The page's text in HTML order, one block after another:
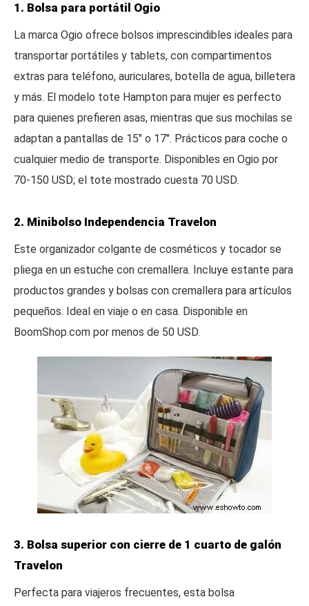
1. Bolsa para portátil Ogio
La marca Ogio ofrece bolsos imprescindibles ideales para
transportar portátiles y tablets, con compartimentos
extras para teléfono, auriculares, botella de agua, billetera
y más. El modelo tote Hampton para mujer es perfecto
para quienes prefieren asas, mientras que sus mochilas se
adaptan a pantallas de 15" o 17". Prácticos para coche o
cualquier medio de transporte. Disponibles en Ogio por
70-150 USD; el tote mostrado cuesta 70 USD.
2. Minibolso Independencia Travelon
Este organizador colgante de cosméticos y tocador se
pliega en un estuche con cremallera. Incluye estante para
productos grandes y bolsas con cremallera para artículos
pequeños. Ideal en viaje o en casa. Disponible en
BoomShop.com por menos de 50 USD.
3. Bolsa superior con cierre de 1 cuarto de galón
Travelon
Perfecta para viajeros frecuentes, esta bolsa